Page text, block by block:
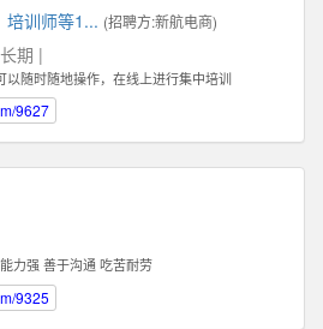
。 任职资格: 1、有强烈的责任心，以及具有
成任务。 2、具有良好的沟通能力及客户服务
通。
培训师等1... (招聘方:新航电商)
期 |
随时随地操作，在线上进行集中培训
9627
力强 善于沟通 吃苦耐劳
9325